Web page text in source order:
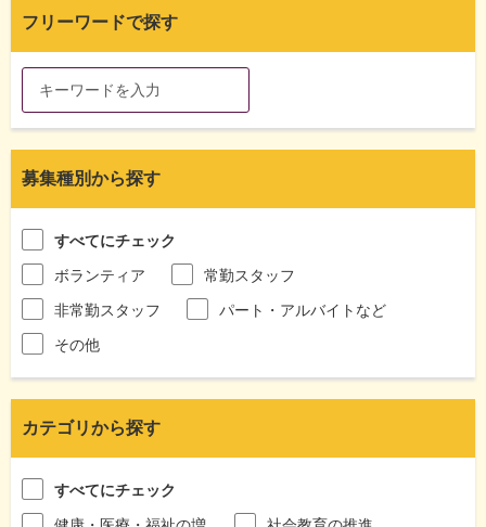
フリーワードで探す
募集種別から探す
すべてにチェック
ボランティア
常勤スタッフ
非常勤スタッフ
パート・アルバイトなど
その他
カテゴリから探す
すべてにチェック